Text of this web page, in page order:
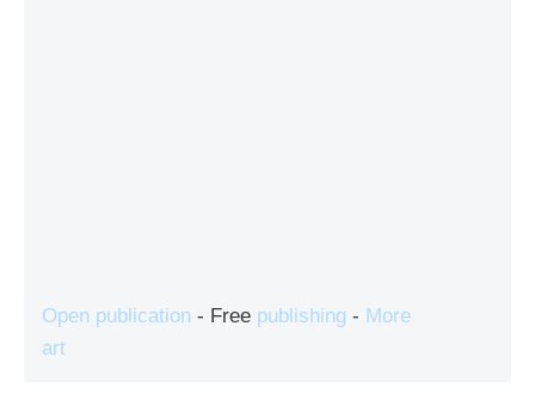
Open publication - Free publishing - More
art